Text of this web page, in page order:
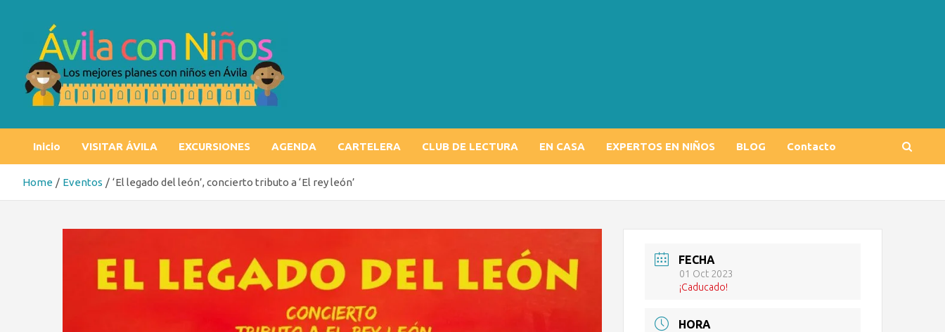
Inicio VISITAR ÁVILA EXCURSIONES AGENDA CARTELERA CLUB DE LECTURA EN CASA EXPERTOS EN NIÑOS BLOG Contacto
Home Eventos ‘El legado del león’, concierto tributo a ‘El rey león’
FECHA
01 Oct 2023
¡Caducado!
HORA